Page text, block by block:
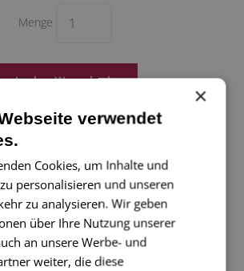
Menge
ohne Mops ist möglich, aber
im Diplomatenformat, 17 x
Umschlag, Innenfarbe
×
verwendet
Cookies, um Inhalte und
personalisieren und unseren
zu analysieren. Wir geben
über Ihre Nutzung unserer
an unsere Werbe- und
weiter, die diese